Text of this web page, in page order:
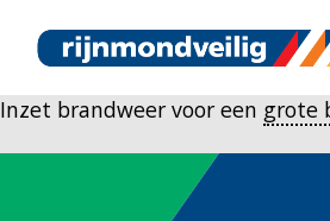
Inzet brandweer voor een grote